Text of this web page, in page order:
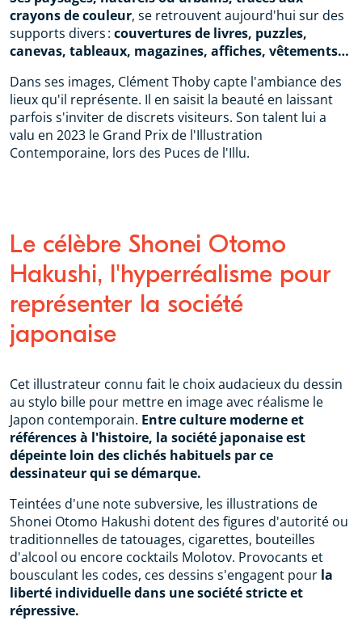
crayons de couleur, se retrouvent aujourd'hui sur des
supports divers : couvertures de livres, puzzles,
canevas, tableaux, magazines, affiches, vêtements…
Dans ses images, Clément Thoby capte l'ambiance des
lieux qu'il représente. Il en saisit la beauté en laissant
parfois s'inviter de discrets visiteurs. Son talent lui a
valu en 2023 le Grand Prix de l'Illustration
Contemporaine, lors des Puces de l'Illu.
Le célèbre Shonei Otomo
Hakushi, l'hyperréalisme pour
représenter la société
japonaise
Cet illustrateur connu fait le choix audacieux du dessin
au stylo bille pour mettre en image avec réalisme le
Japon contemporain. Entre culture moderne et
références à l'histoire, la société japonaise est
dépeinte loin des clichés habituels par ce
dessinateur qui se démarque.
Teintées d'une note subversive, les illustrations de
Shonei Otomo Hakushi dotent des figures d'autorité ou
traditionnelles de tatouages, cigarettes, bouteilles
d'alcool ou encore cocktails Molotov. Provocants et
bousculant les codes, ces dessins s'engagent pour la
liberté individuelle dans une société stricte et
répressive.